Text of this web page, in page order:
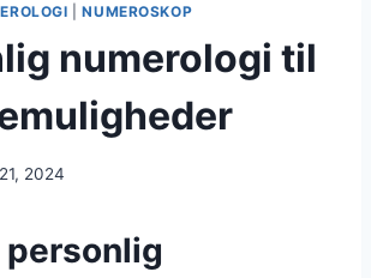
|NUMEROSKOP
numerologi til
2024
personlig